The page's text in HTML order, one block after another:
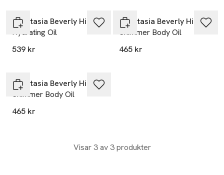
Anastasia Beverly Hills
Hydrating Oil
539 kr
Anastasia Beverly Hills
Shimmer Body Oil
465 kr
Anastasia Beverly Hills
Shimmer Body Oil
465 kr
Visar 3 av 3 produkter